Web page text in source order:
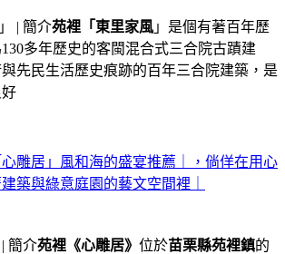
| 簡介苑裡「東里家風 」是個有著百年歷
多年歷史的客閩混合式三合院古蹟建
先民生活歷史痕跡的百年三合院建築，是
心雕居」風和海的盛宴推薦｜，倘佯在用心
築與綠意庭園的藝文空間裡｜
簡介苑裡 《心雕居》 位於苗栗縣苑裡鎮的